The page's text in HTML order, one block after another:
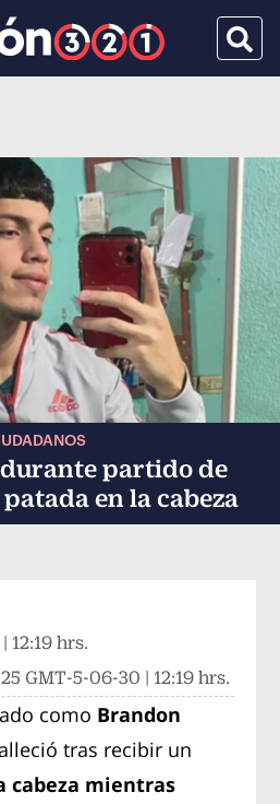
partido de
en la cabeza
mediante Email
actual mediante Facebook
actual mediante Twitter
el artículo actual mediante
12:19 hrs.
GMT-5-06-30 | 12:19 hrs.
como Brandon
tras recibir un
cabeza mientras